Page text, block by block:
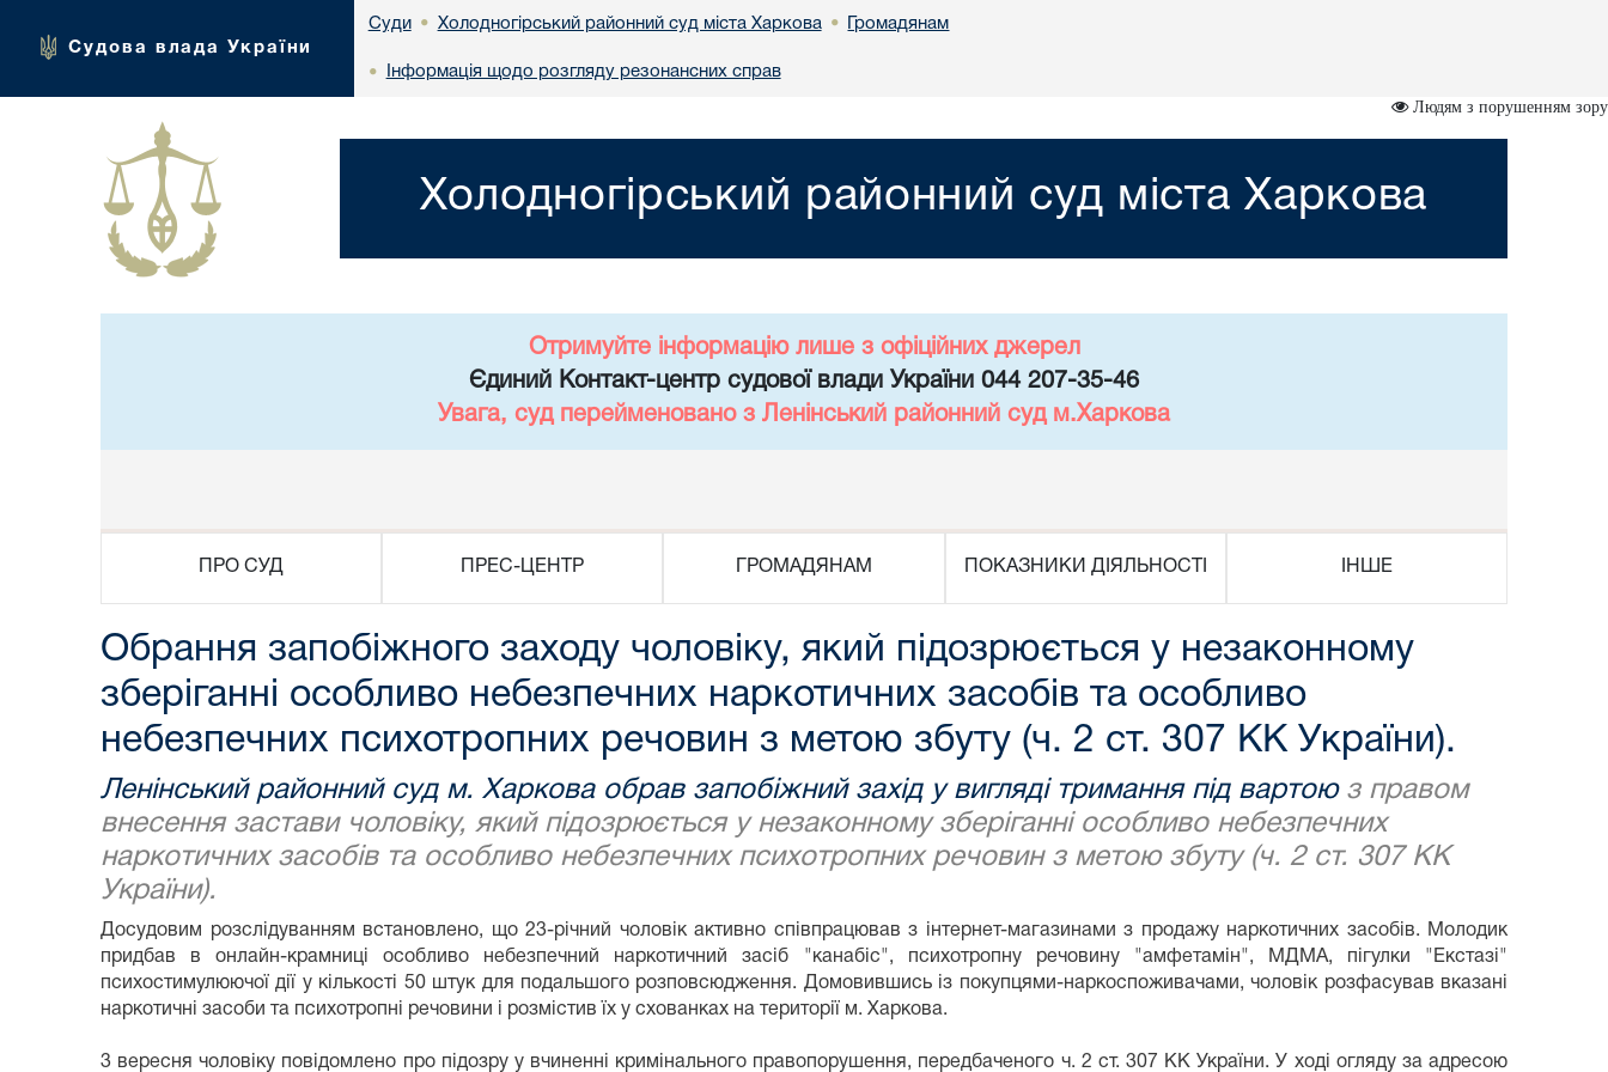
Судова влада України
Суди • Холодногірський районний суд міста Харкова • Громадянам
• Інформація щодо розгляду резонансних справ
Людям з порушенням зору
Холодногірський районний суд міста Харкова
Отримуйте інформацію лише з офіційних джерел
Єдиний Контакт-центр судової влади України 044 207-35-46
Увага, суд перейменовано з Ленінський районний суд м.Харкова
ПРО СУД ПРЕС-ЦЕНТР ГРОМАДЯНАМ ПОКАЗНИКИ ДІЯЛЬНОСТІ ІНШЕ
Обрання запобіжного заходу чоловіку, який підозрюється у незаконному
зберіганні особливо небезпечних наркотичних засобів та особливо
небезпечних психотропних речовин з метою збуту (ч. 2 ст. 307 КК України).
Ленінський районний суд м. Харкова обрав запобіжний захід у вигляді тримання під вартоюз правом
внесення застави чоловіку, який підозрюється у незаконному зберіганні особливо небезпечних
наркотичних засобів та особливо небезпечних психотропних речовин з метою збуту (ч. 2 ст. 307 КК
України).
Досудовим розслідуванням встановлено, що 23-річний чоловік активно співпрацював з інтернет-магазинами з продажу наркотичних засобів. Молодик
придбав в онлайн-крамниці особливо небезпечний наркотичний засіб "канабіс", психотропну речовину "амфетамін", МДМА, пігулки "Екстазі"
психостимулюючої дії у кількості 50 штук для подальшого розповсюдження. Домовившись із покупцями-наркоспоживачами, чоловік розфасував вказані
наркотичні засоби та психотропні речовини і розмістив їх у схованках на території м. Харкова.
3 вересня чоловіку повідомлено про підозру у вчиненні кримінального правопорушення, передбаченого ч. 2 ст. 307 КК України. У ході огляду за адресою